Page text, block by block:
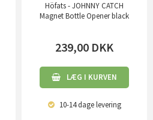
Höfats - JOHNNY CATCH
Magnet Bottle Opener black
239,00 DKK
LÆG I KURVEN
10-14 dagelevering